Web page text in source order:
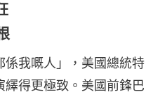
我嘅人」，美國總統特
得更極致。美國前鋒巴